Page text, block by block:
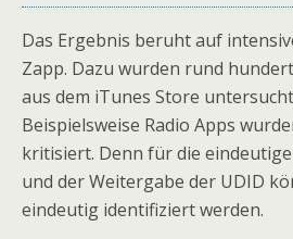
Das Ergebnis beruht auf
Zapp. Dazu wurden rund
aus dem iTunes Store
Beispielsweise Radio Apps
kritisiert. Denn für die
und der Weitergabe der UDID
eindeutig identifiziert werden.